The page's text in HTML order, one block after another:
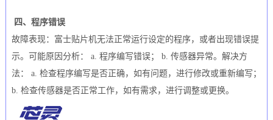
四、程序错误
故障表现：富士贴片机无法正常运行设定的程序，或者出现错误提
示。可能原因分析： a. 程序编写错误； b. 传感器异常。解决方
法： a. 检查程序编写是否正确，如有问题，进行修改或重新编写；
b. 检查传感器是否正常工作，如有需求，进行调整或更换。